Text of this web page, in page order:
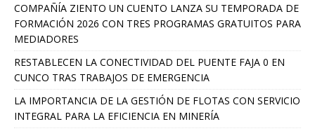
COMPAÑÍA ZIENTO UN CUENTO LANZA SU TEMPORADA DE
FORMACIÓN 2026 CON TRES PROGRAMAS GRATUITOS PARA
MEDIADORES
RESTABLECEN LA CONECTIVIDAD DEL PUENTE FAJA 0 EN
CUNCO TRAS TRABAJOS DE EMERGENCIA
LA IMPORTANCIA DE LA GESTIÓN DE FLOTAS CON SERVICIO
INTEGRAL PARA LA EFICIENCIA EN MINERÍA